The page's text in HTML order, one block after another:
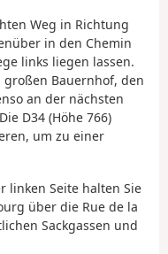
Weg in Richtung
in den Chemin
links liegen lassen.
Bauernhof, den
an der nächsten
D34 (Höhe 766)
um zu einer
linken Seite halten Sie
über die Rue de la
Sackgassen und